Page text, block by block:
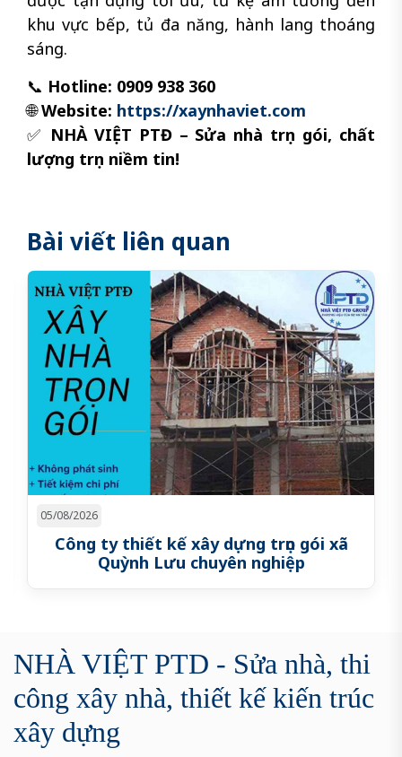
khu vực bếp, tủ đa năng, hành lang thoáng
sáng.
📞 Hotline: 0909 938 360
🌐Website: https://xaynhaviet.com
✅ NHÀ VIỆT PTĐ – Sửa nhà trọn gói, chất
lượng trọn niềm tin!
Bài viết liên quan
05/08/2026
Công ty thiết kế xây dựng trọn gói xã
Quỳnh Lưu chuyên nghiệp
NHÀ VIỆT PTD - Sửa nhà, thi
công xây nhà, thiết kế kiến trúc
xây dựng